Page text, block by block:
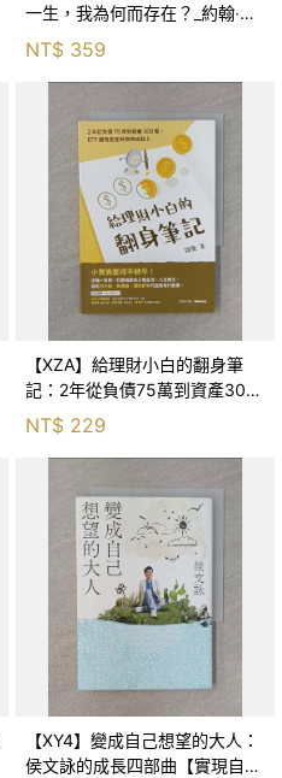
一生，我為何而存在？_約翰‧史
崔勒基, Elsa
NT$ 359
【XZA】給理財小白的翻身筆
記：2年從負債75萬到資產300
萬，ETF讓我走在財務自由路上_
鐵蛋
NT$ 229
【XY4】變成自己想望的大人：
侯文詠的成長四部曲【實現自